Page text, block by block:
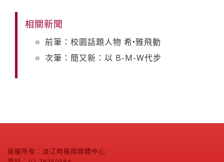
相關新聞
前筆：校園話題人物 希•雅飛動
次筆：簡又新：以 B-M-W代步
版權所有：淡江時報與媒體中心